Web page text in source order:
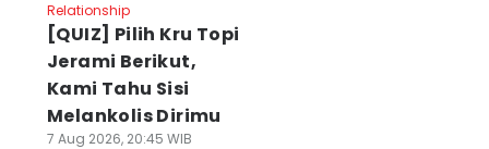
Relationship
[QUIZ] Pilih Kru Topi
Jerami Berikut,
Kami Tahu Sisi
Melankolis Dirimu
7 Aug 2026, 20:45 WIB